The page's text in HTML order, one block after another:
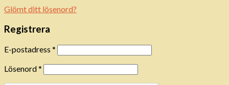
Glömt ditt lösenord?
Registrera
E-postadress *
Lösenord*